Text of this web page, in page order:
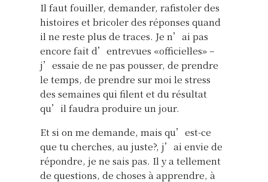
Il faut fouiller, demander, rafistoler des
histoires et bricoler des réponses quand
il ne reste plus de traces. Je n’ai pas
encore fait d’entrevues «officielles» –
j’essaie de ne pas pousser, de prendre
le temps, de prendre sur moi le stress
des semaines qui filent et du résultat
qu’il faudra produire un jour.
Et si on me demande, mais qu’est-ce
que tu cherches, au juste?, j’ai envie de
répondre, je ne sais pas. Il y a tellement
de questions, de choses à apprendre, à